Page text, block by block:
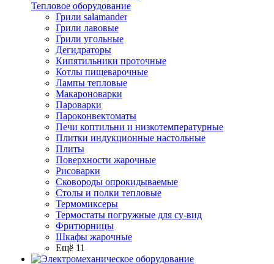
Тепловое оборудование
Грили salamander
Грили лавовые
Грили угольные
Дегидраторы
Кипятильники проточные
Котлы пищеварочные
Лампы тепловые
Макароноварки
Пароварки
Пароконвектоматы
Печи коптильни и низкотемпературные
Плитки индукционные настольные
Плиты
Поверхности жарочные
Рисоварки
Сковороды опрокидываемые
Столы и полки тепловые
Термомиксеры
Термостаты погружные для су-вид
Фритюрницы
Шкафы жарочные
Ещё 11